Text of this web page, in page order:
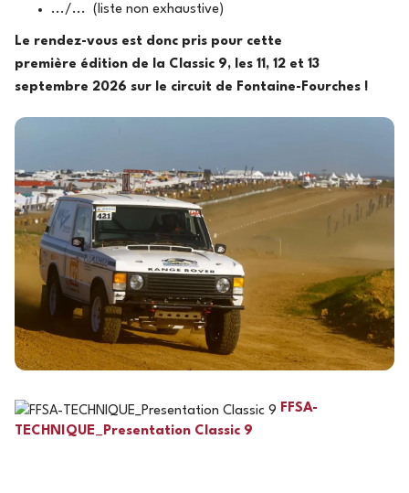
.../... (liste non exhaustive)
Le rendez-vous est donc pris pour cette
première édition de la Classic 9, les 11, 12 et 13
septembre 2026 sur le circuit de Fontaine-Fourches !
FFSA-
TECHNIQUE_Presentation Classic 9